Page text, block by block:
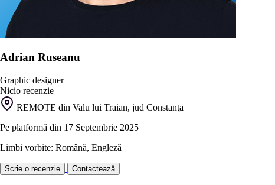
Adrian Ruseanu
Graphic designer
Nicio recenzie
REMOTE din Valu lui Traian, jud Constanţa
Pe platformă din 17 Septembrie 2025
Limbi vorbite: Română, Engleză
Scrie o recenzie Contactează